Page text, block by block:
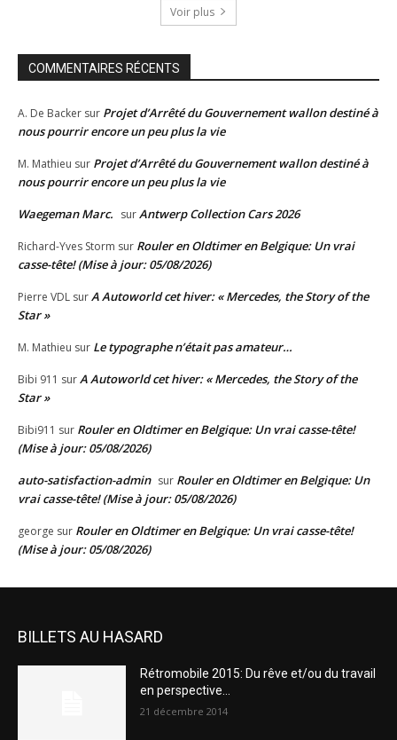
Voir plus
COMMENTAIRES RÉCENTS
A. De Backer sur Projet d’Arrêté du Gouvernement wallon destiné à
nous pourrir encore un peu plus la vie
M. Mathieu sur Projet d’Arrêté du Gouvernement wallon destiné à
nous pourrir encore un peu plus la vie
Waegeman Marc. surAntwerp Collection Cars 2026
Richard-Yves Storm sur Rouler en Oldtimer en Belgique: Un vrai
casse-tête! (Mise à jour: 05/08/2026)
Pierre VDL surA Autoworld cet hiver: « Mercedes, the Story of the
Star »
M. Mathieu sur Le typographe n’était pas amateur…
Bibi 911 surA Autoworld cet hiver: « Mercedes, the Story of the
Star »
Bibi911 sur Rouler en Oldtimer en Belgique: Un vrai casse-tête!
(Mise à jour: 05/08/2026)
auto-satisfaction-admin sur Rouler en Oldtimer en Belgique: Un
vrai casse-tête! (Mise à jour: 05/08/2026)
george sur Rouler en Oldtimer en Belgique: Un vrai casse-tête!
(Mise à jour: 05/08/2026)
BILLETS AU HASARD
Rétromobile 2015: Du rêve et/ou du travail
en perspective…
21 décembre 2014